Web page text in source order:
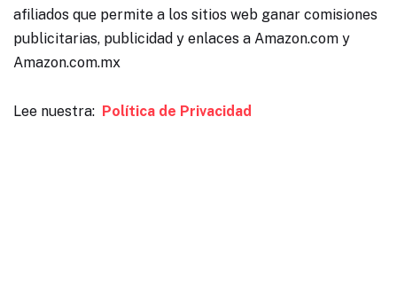
afiliados que permite a los sitios web ganar comisiones
publicitarias, publicidad y enlaces a Amazon.com y
Amazon.com.mx
Lee nuestra: Política de Privacidad